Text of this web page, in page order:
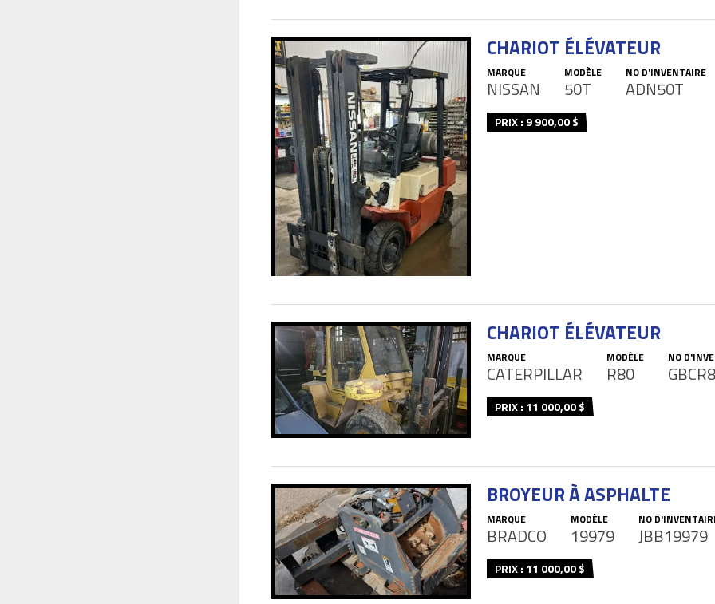
CHARIOT ÉLÉVATEUR
MARQUE
NISSAN
MODÈLE
50T
NO D'INVENTAIRE
ADN50T
PRIX : 9 900,00 $
CHARIOT ÉLÉVATEUR
MARQUE
CATERPILLAR
MODÈLE
R80
NO
PRIX : 11 000,00 $
BROYEUR À ASPHALTE
MARQUE
BRADCO
MODÈLE
19979
NO
JBB19979
PRIX : 11 000,00 $